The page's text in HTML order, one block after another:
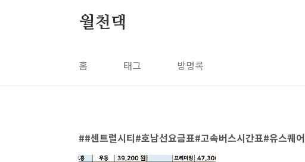
월천댁
홈 태그 방명록
#센트럴시티#호남선요금표#고속버스시간표#유스퀘어